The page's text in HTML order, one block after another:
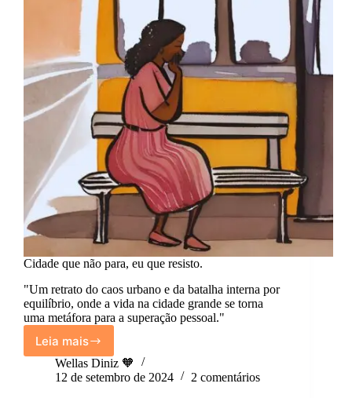
Cidade que não para, eu que resisto.
"Um retrato do caos urbano e da batalha interna por
equilíbrio, onde a vida na cidade grande se torna
uma metáfora para a superação pessoal."
Leia mais
Cidade
que
não
Wellas Diniz 🧡
12 de setembro de 2024
2 comentários